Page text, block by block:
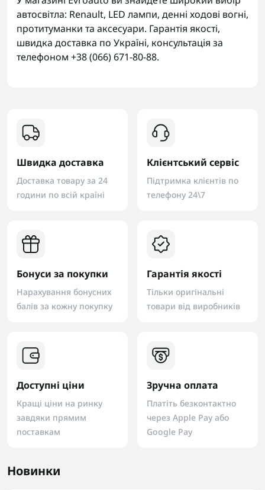
автосвітла: Renault, LED лампи, денні ходові вогні,
протитуманки та аксесуари. Гарантія якості,
швидка доставка по Україні, консультація за
телефоном +38 (066) 671-80-88.
Швидка доставка
Доставка товару за 24
години по всій країні
Клієнтський сервіс
Підтримка клієнтів по
телефону 24\7
Бонуси за покупки
Нарахування бонусних
балів за кожну покупку
Гарантія якості
Тільки оригінальні
товари від виробників
Доступні ціни
Кращі ціни на ринку
завдяки прямим
поставкам
Зручна оплата
Платіть безконтактно
через Apple Pay або
Google Pay
Новинки